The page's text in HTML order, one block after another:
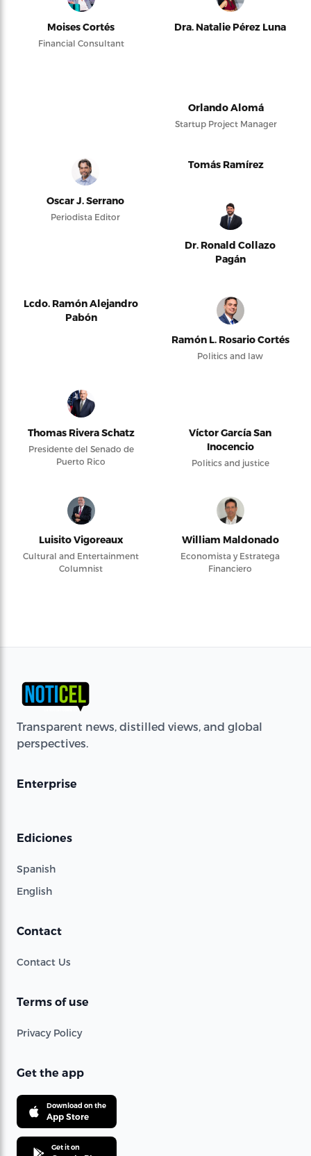
Moises Cortés
Financial Consultant
Dra. Natalie Pérez Luna
Orlando Alomá
Startup Project Manager
Oscar J. Serrano
Periodista Editor
Tomás Ramírez
Dr. Ronald Collazo
Pagán
Lcdo. Ramón Alejandro
Pabón
Ramón L. Rosario Cortés
Politics and law
Thomas Rivera Schatz
Presidente del Senado de
Puerto Rico
Víctor García San
Inocencio
Politics and justice
Luisito Vigoreaux
Cultural and Entertainment
Columnist
William Maldonado
Economista y Estratega
Financiero
Transparent news, distilled views, and global
perspectives.
Enterprise
Ediciones
Spanish
English
Contact
Contact Us
Terms of use
Privacy Policy
Get the app
Download on the
App Store
Get it on